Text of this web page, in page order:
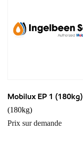
Mobilux EP 1 (180kg)
(180kg)
Prix sur demande